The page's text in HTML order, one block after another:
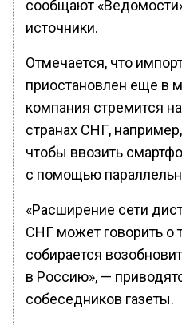
сообщают
источники.
Отмечается, что
приостановлен еще в
компания стремится
странах СНГ,
чтобы ввозить
с помощью
«Расширение сети
СНГ может говорить о
собирается
в Россию», —
собеседников газеты.